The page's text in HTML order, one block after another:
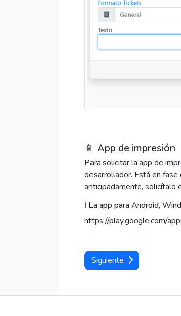
📱 App de impresión
Para solicitar la app de
desarrollador. Está en
anticipadamente, solicítalo
ℹ️ La app para Android,
https://play.google.com/
Siguiente